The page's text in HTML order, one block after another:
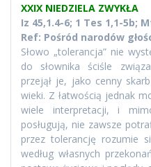
XXIX NIEDZIELA ZWYKŁA
Iz 45,1.4-6; 1 Tes 1,1-5b;
Ref: Pośród narodów
Słowo „tolerancja” nie
do słownika ściśle
przejął je, jako cenny
wieki. Z łatwością jednak
wiele interpretacji, i
posługują, nie zawsze
przez tolerancję rozumie
według własnych